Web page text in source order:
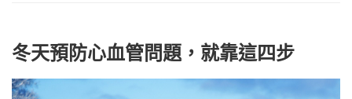
冬天預防心血管問題，就靠這四步